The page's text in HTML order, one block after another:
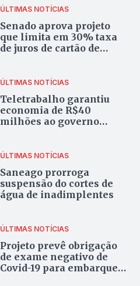
ÚLTIMAS NOTÍCIAS
Senado aprova projeto
que limita em 30% taxa
de juros de cartão de
ÚLTIMAS NOTÍCIAS
Teletrabalho garantiu
economia de R$40
milhões ao governo
ÚLTIMAS NOTÍCIAS
Saneago prorroga
suspensão do cortes de
água de inadimplentes
ÚLTIMAS NOTÍCIAS
Projeto prevê obrigação
de exame negativo de
Covid-19 para embarque